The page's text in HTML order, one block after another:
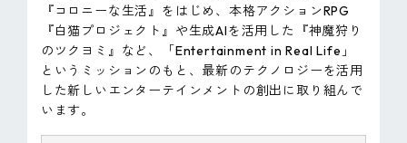
『コロニーな生活』をはじめ、本格アクションRPG
『白猫プロジェクト』や生成AIを活用した『神魔狩り
のツクヨミ』など、「Entertainment in Real Life」
というミッションのもと、最新のテクノロジーを活用
した新しいエンターテインメントの創出に取り組んで
います。